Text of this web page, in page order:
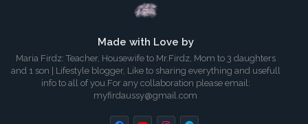
Made with Love by
Maria Firdz: Teacher, Housewife to Mr.Firdz, Mom to 3 daughters
and 1 son | Lifestyle blogger, Like to sharing everything and usefull
info to all of you.For any collaboration please email:
myfirdaussy@gmail.com